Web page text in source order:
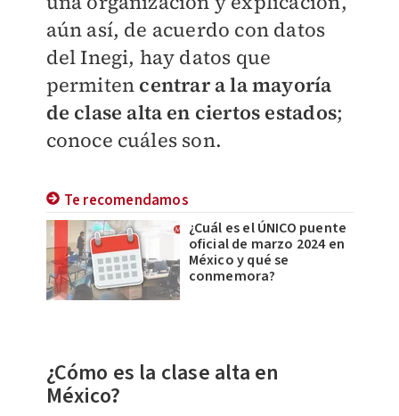
aún así, de acuerdo con datos
del Inegi, hay datos que
permiten centrar a la mayoría
de clase alta en ciertos estados;
conoce cuáles son.
Te recomendamos
¿Cuál es el ÚNICO puente
oficial de marzo 2024 en
México y qué se
conmemora?
¿Cómo es la clase alta en
México?